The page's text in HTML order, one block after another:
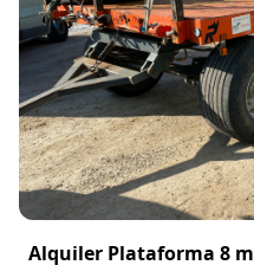
Alquiler Plataforma 8 m